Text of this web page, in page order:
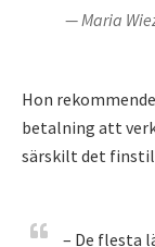
— Maria
Hon
betalning att
särskilt det
– De flesta